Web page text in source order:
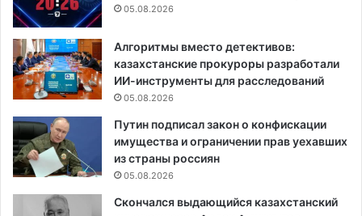
05.08.2026
Алгоритмы вместо детективов:
казахстанские прокуроры разработали
ИИ-инструменты для расследований
05.08.2026
Путин подписал закон о конфискации
имущества и ограничении прав уехавших
из страны россиян
05.08.2026
Скончался выдающийся казахстанский